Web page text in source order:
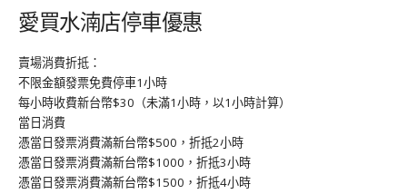
愛買水湳店停車優惠
賣場消費折抵：
不限金額發票免費停車1小時
每小時收費新台幣$30（未滿1小時，以1小時計算）
當日消費
憑當日發票消費滿新台幣$500，折抵2小時
憑當日發票消費滿新台幣$1000，折抵3小時
憑當日發票消費滿新台幣$1500，折抵4小時